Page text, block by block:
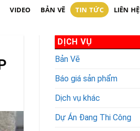
VIDEO BẢN VẼ TIN TỨC LIÊN HỆ
DỊCH VỤ
Bản Vẽ
Báo giá sản phẩm
Dịch vụ khác
Dự Án Đang Thi Công